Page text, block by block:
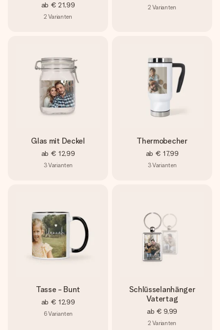
ab € 21,99
2 Varianten
2 Varianten
Glas mit Deckel
ab € 12,99
3Varianten
Thermobecher
ab € 17,99
3Varianten
Tasse - Bunt
ab € 12,99
6Varianten
Schlüsselanhänger
Vatertag
ab € 9,99
2 Varianten